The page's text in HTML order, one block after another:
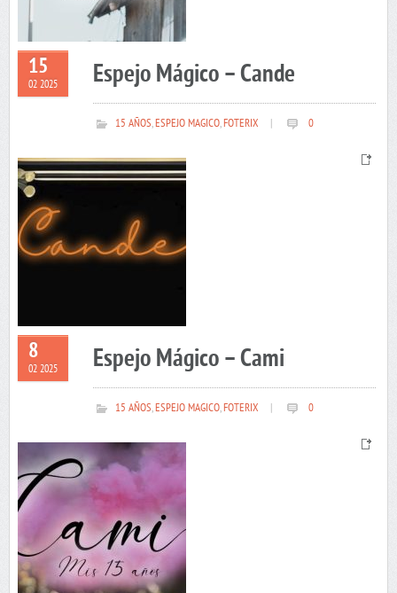
15
02 2025 Espejo Mágico – Cande
15 AÑOS,ESPEJO MAGICO,FOTERIX 0
8
02 2025 Espejo Mágico – Cami
15 AÑOS,ESPEJO MAGICO,FOTERIX 0